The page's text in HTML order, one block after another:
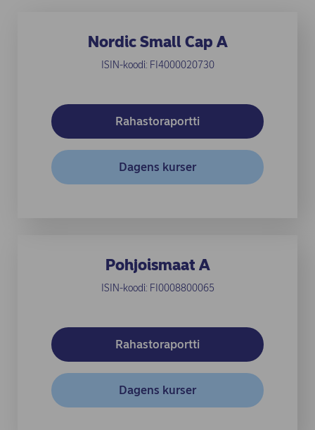
Nordic Small Cap A
ISIN-koodi: FI4000020730
Rahastoraportti(opens in new
Dagens kurser(opens in new
Pohjoismaat A
ISIN-koodi: FI0008800065
Rahastoraportti(opens in new
Dagens kurser(opens in new